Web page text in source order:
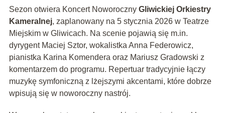
Sezon otwiera Koncert Noworoczny Gliwickiej Orkiestry
Kameralnej, zaplanowany na 5 stycznia 2026 w Teatrze
Miejskim w Gliwicach. Na scenie pojawią się m.in.
dyrygent Maciej Sztor, wokalistka Anna Federowicz,
pianistka Karina Komendera oraz Mariusz Gradowski z
komentarzem do programu. Repertuar tradycyjnie łączy
muzykę symfoniczną z lżejszymi akcentami, które dobrze
wpisują się w noworoczny nastrój.